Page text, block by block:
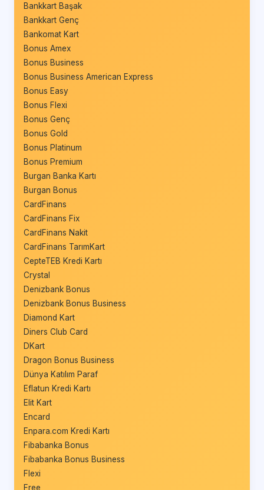
Bankkart Başak
Bankkart Genç
Bankomat Kart
Bonus Amex
Bonus Business
Bonus Business American Express
Bonus Easy
Bonus Flexi
Bonus Genç
Bonus Gold
Bonus Platinum
Bonus Premium
Burgan Banka Kartı
Burgan Bonus
CardFinans
CardFinans Fix
CardFinans Nakit
CardFinans TarımKart
CepteTEB Kredi Kartı
Crystal
Denizbank Bonus
Denizbank Bonus Business
Diamond Kart
Diners Club Card
DKart
Dragon Bonus Business
Dünya Katılım Paraf
Eflatun Kredi Kartı
Elit Kart
Encard
Enpara.com Kredi Kartı
Fibabanka Bonus
Fibabanka Bonus Business
Flexi
Free